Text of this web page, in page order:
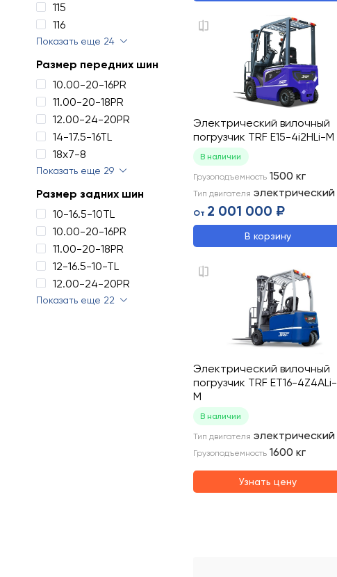
115
116
Показать еще 24
Размер передних шин
10.00-20-16PR
11.00-20-18PR
12.00-24-20PR
14-17.5-16TL
18x7-8
Показать еще 29
Размер задних шин
10-16.5-10TL
10.00-20-16PR
11.00-20-18PR
12-16.5-10-TL
12.00-24-20PR
Показать еще 22
Электрический вилочный
погрузчик TRF E15-4i2HLi-M
В наличии
Грузоподъемность 1500 кг
Тип двигателя электрический
От 2 001 000 ₽
В корзину
Электрический вилочный
погрузчик TRF ET16-4Z4ALi-
M
В наличии
Тип двигателя электрический
Грузоподъемность 1600 кг
Узнать цену